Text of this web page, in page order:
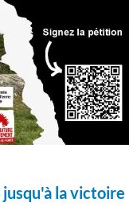
la victoire